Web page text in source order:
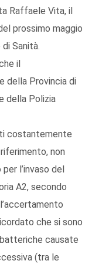
Raffaele Vita, il
prossimo maggio
Sanità.
il
della Provincia di
della Polizia
costantemente
non
l’invaso del
A2, secondo
che si sono
causate
(tra le